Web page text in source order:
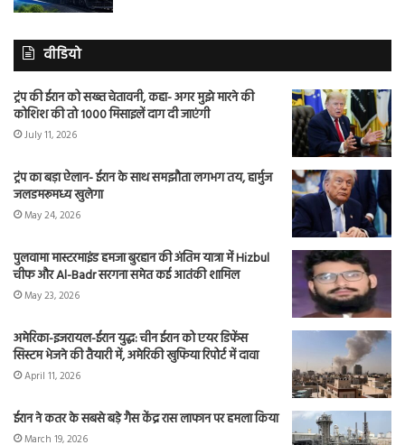
वीडियो
ट्रंप की ईरान को सख्त चेतावनी, कहा- अगर मुझे मारने की
कोशिश की तो 1000 मिसाइलें दाग दी जाएंगी
July 11, 2026
ट्रंप का बड़ा ऐलान- ईरान के साथ समझौता लगभग तय, हार्मुज
जलडमरूमध्य खुलेगा
May 24, 2026
पुलवामा मास्टरमाइंड हमजा बुरहान की अंतिम यात्रा में Hizbul
चीफ और Al-Badr सरगना समेत कई आतंकी शामिल
May 23, 2026
अमेरिका-इजरायल-ईरान युद्ध: चीन ईरान को एयर डिफेंस
सिस्टम भेजने की तैयारी में, अमेरिकी खुफिया रिपोर्ट में दावा
April 11, 2026
ईरान ने कतर के सबसे बड़े गैस केंद्र रास लाफान पर हमला किया
March 19, 2026